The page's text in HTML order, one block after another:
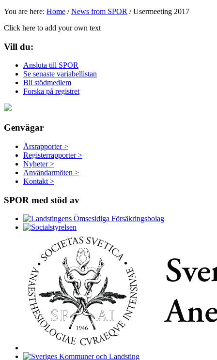
You are here: Home / News from SPOR / Usermeeting 2017
Click here to add your own text
Vill du:
Ansluta till SPOR
Se senaste variabellistan
Bli stödmedlem
Forska på registret
Genvägar
Årsrapporter >
Registerrapporter >
Nyheter >
Användarmöten >
Kontakt >
SPOR med stöd av